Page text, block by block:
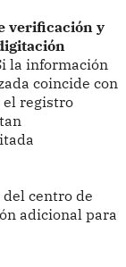
verificación y
la información
coincide con
el registro
centro de
adicional para